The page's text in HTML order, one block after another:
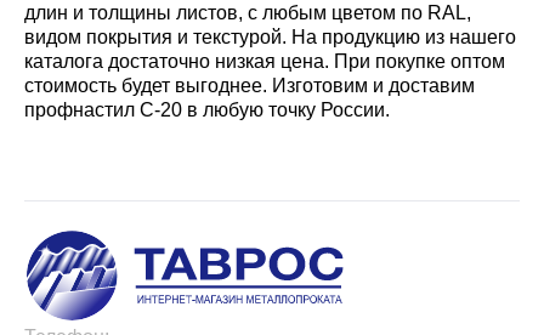
длин и толщины листов, с любым цветом по RAL,
видом покрытия и текстурой. На продукцию из нашего
каталога достаточно низкая цена. При покупке оптом
стоимость будет выгоднее. Изготовим и доставим
профнастил С-20 в любую точку России.